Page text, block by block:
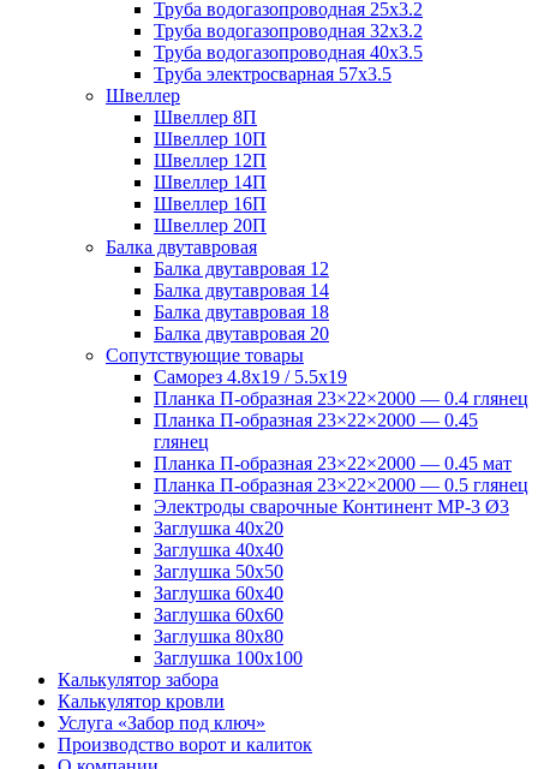
Труба водогазопроводная 25х3.2
Труба водогазопроводная 32х3.2
Труба водогазопроводная 40х3.5
Труба электросварная 57х3.5
Швеллер
Швеллер 8П
Швеллер 10П
Швеллер 12П
Швеллер 14П
Швеллер 16П
Швеллер 20П
Балка двутавровая
Балка двутавровая 12
Балка двутавровая 14
Балка двутавровая 18
Балка двутавровая 20
Сопутствующие товары
Саморез 4.8х19 / 5.5х19
Планка П-образная 23×22×2000 — 0.4 глянец
Планка П-образная 23×22×2000 — 0.45
глянец
Планка П-образная 23×22×2000 — 0.45 мат
Планка П-образная 23×22×2000 — 0.5 глянец
Электроды сварочные Континент МР-3 Ø3
Заглушка 40х20
Заглушка 40х40
Заглушка 50х50
Заглушка 60х40
Заглушка 60х60
Заглушка 80х80
Заглушка 100х100
Калькулятор забора
Калькулятор кровли
Услуга «Забор под ключ»
Производство ворот и калиток